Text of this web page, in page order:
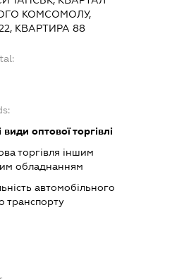
КОМСОМОЛУ,
КВАРТИРА 88
види оптової торгівлі
торгівля іншим
обладнанням
автомобільного
транспорту